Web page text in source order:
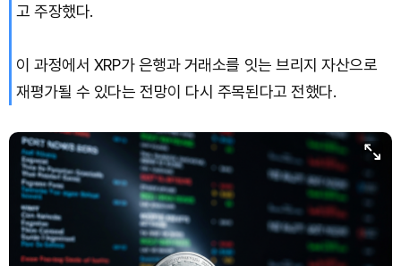
고 주장했다.
이 과정에서 XRP가 은행과 거래소를 잇는 브리지 자산으로
재평가될 수 있다는 전망이 다시 주목된다고 전했다.